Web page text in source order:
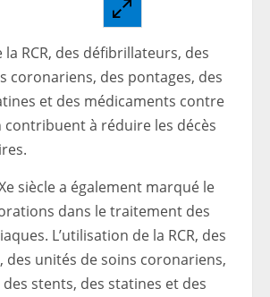
la RCR, des défibrillateurs, des
coronariens, des pontages, des
et des médicaments contre
contribuent à réduire les décès
siècle a également marqué le
dans le traitement des
L’utilisation de la RCR, des
des unités de soins coronariens,
stents, des statines et des